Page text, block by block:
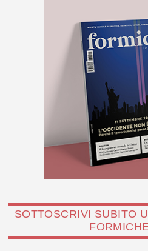
SOTTOSCRIVI SUBITO